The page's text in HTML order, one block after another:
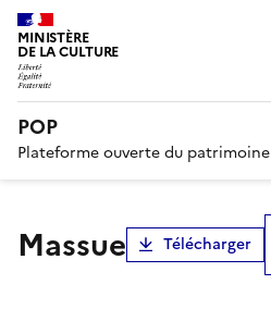
MINISTÈRE
DE LA CULTURE
POP
Plateforme ouverte du patrimoine
massue Télécharger